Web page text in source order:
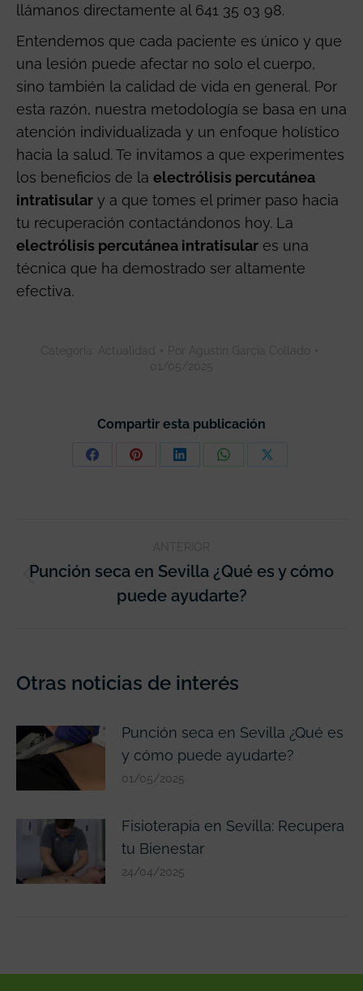
llámanos directamente al 641 35 03 98.
Entendemos que cada paciente es único y que
una lesión puede afectar no solo el cuerpo,
sino también la calidad de vida en general. Por
esta razón, nuestra metodología se basa en una
atención individualizada y un enfoque holístico
hacia la salud. Te invitamos a que experimentes
los beneficios de la electrólisis percutánea
intratisular y a que tomes el primer paso hacia
tu recuperación contactándonos hoy. La
electrólisis percutánea intratisular es una
técnica que ha demostrado ser altamente
efectiva.
Categoría: Actualidad Por
Agustin Garcia Collado
Compartir esta publicación
ANTERIOR
Punción seca en Sevilla ¿Qué es y cómo
puede ayudarte?
Otras noticias de interés
Punción seca en Sevilla ¿Qué es
y cómo puede ayudarte?
01/05/2025
Fisioterapia en Sevilla: Recupera
tu Bienestar
24/04/2025